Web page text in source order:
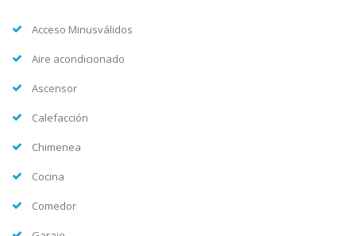
Acceso Minusválidos
Aire acondicionado
Ascensor
Calefacción
Chimenea
Cocina
Comedor